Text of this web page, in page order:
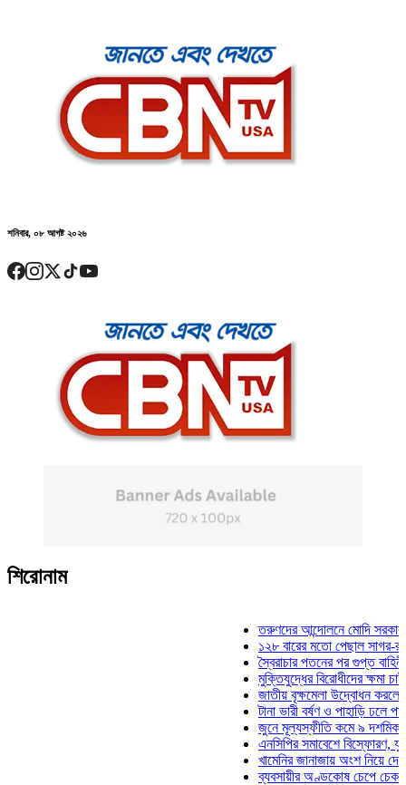
শনিবার, ০৮ আগষ্ট ২০২৬
শিরোনাম
তরুণদের আন্দোলনে মোদি সরকার
১২৮ বারের মতো পেছাল সাগর-রুনি
স্বৈরাচার পতনের পর গুপ্ত বাহিনীর
মুক্তিযুদ্ধের বিরোধীদের ক্ষমা চাইতে
জাতীয় বৃক্ষমেলা উদ্বোধন করলেন
টানা ভারী বর্ষণ ও পাহাড়ি ঢলে
জুনে মূল্যস্ফীতি কমে ৯ দশমিক ১৬
এনসিপির সমাবেশে বিস্ফোরণ,
খামেনির জানাজায় অংশ নিয়ে দেশে
ব্যবসায়ীর অণ্ডকোষ চেপে চেক-